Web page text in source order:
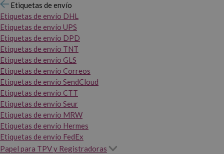
Etiquetas de envío
Etiquetas de envío DHL
Etiquetas de envío UPS
Etiquetas de envío DPD
Etiquetas de envío TNT
Etiquetas de envío GLS
Etiquetas de envío Correos
Etiquetas de envío SendCloud
Etiquetas de envío CTT
Etiquetas de envío Seur
Etiquetas de envío MRW
Etiquetas de envío Hermes
Etiquetas de envío FedEx
Papel para TPV y Registradoras